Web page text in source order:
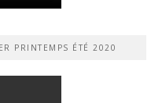
PRINTEMPS ÉTÉ 2020